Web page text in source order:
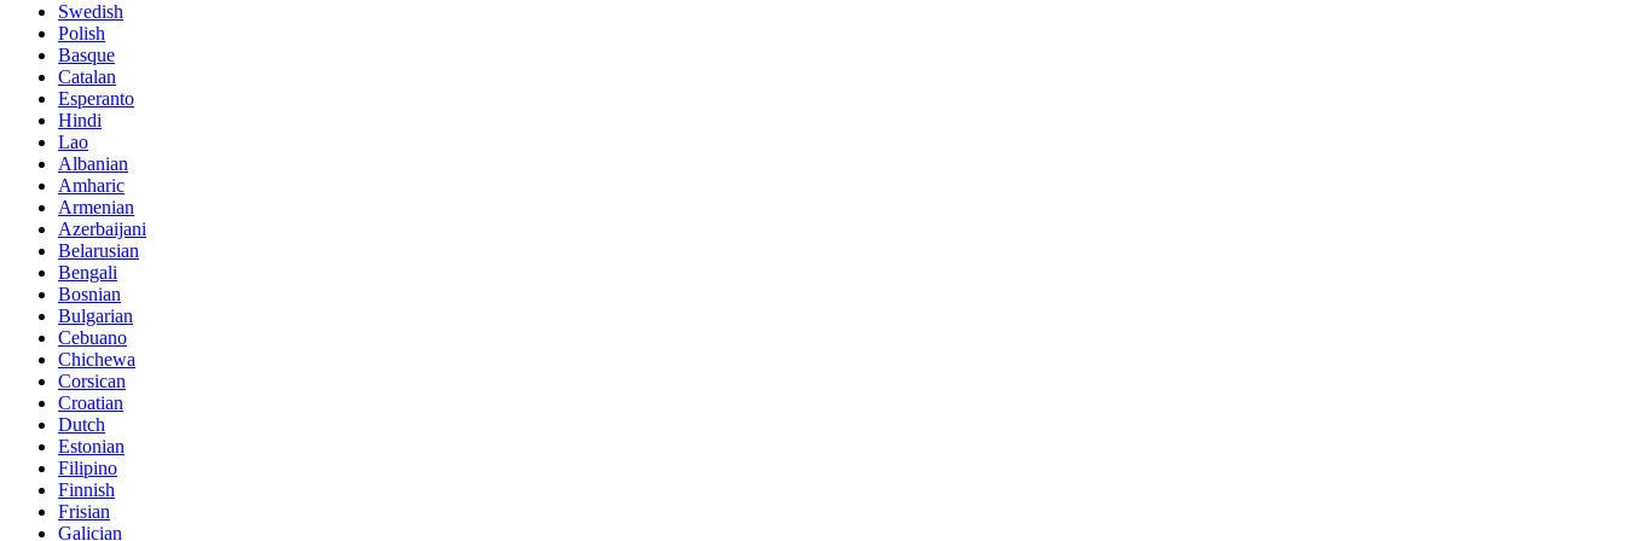
Swedish
Polish
Basque
Catalan
Esperanto
Hindi
Lao
Albanian
Amharic
Armenian
Azerbaijani
Belarusian
Bengali
Bosnian
Bulgarian
Cebuano
Chichewa
Corsican
Croatian
Dutch
Estonian
Filipino
Finnish
Frisian
Galician